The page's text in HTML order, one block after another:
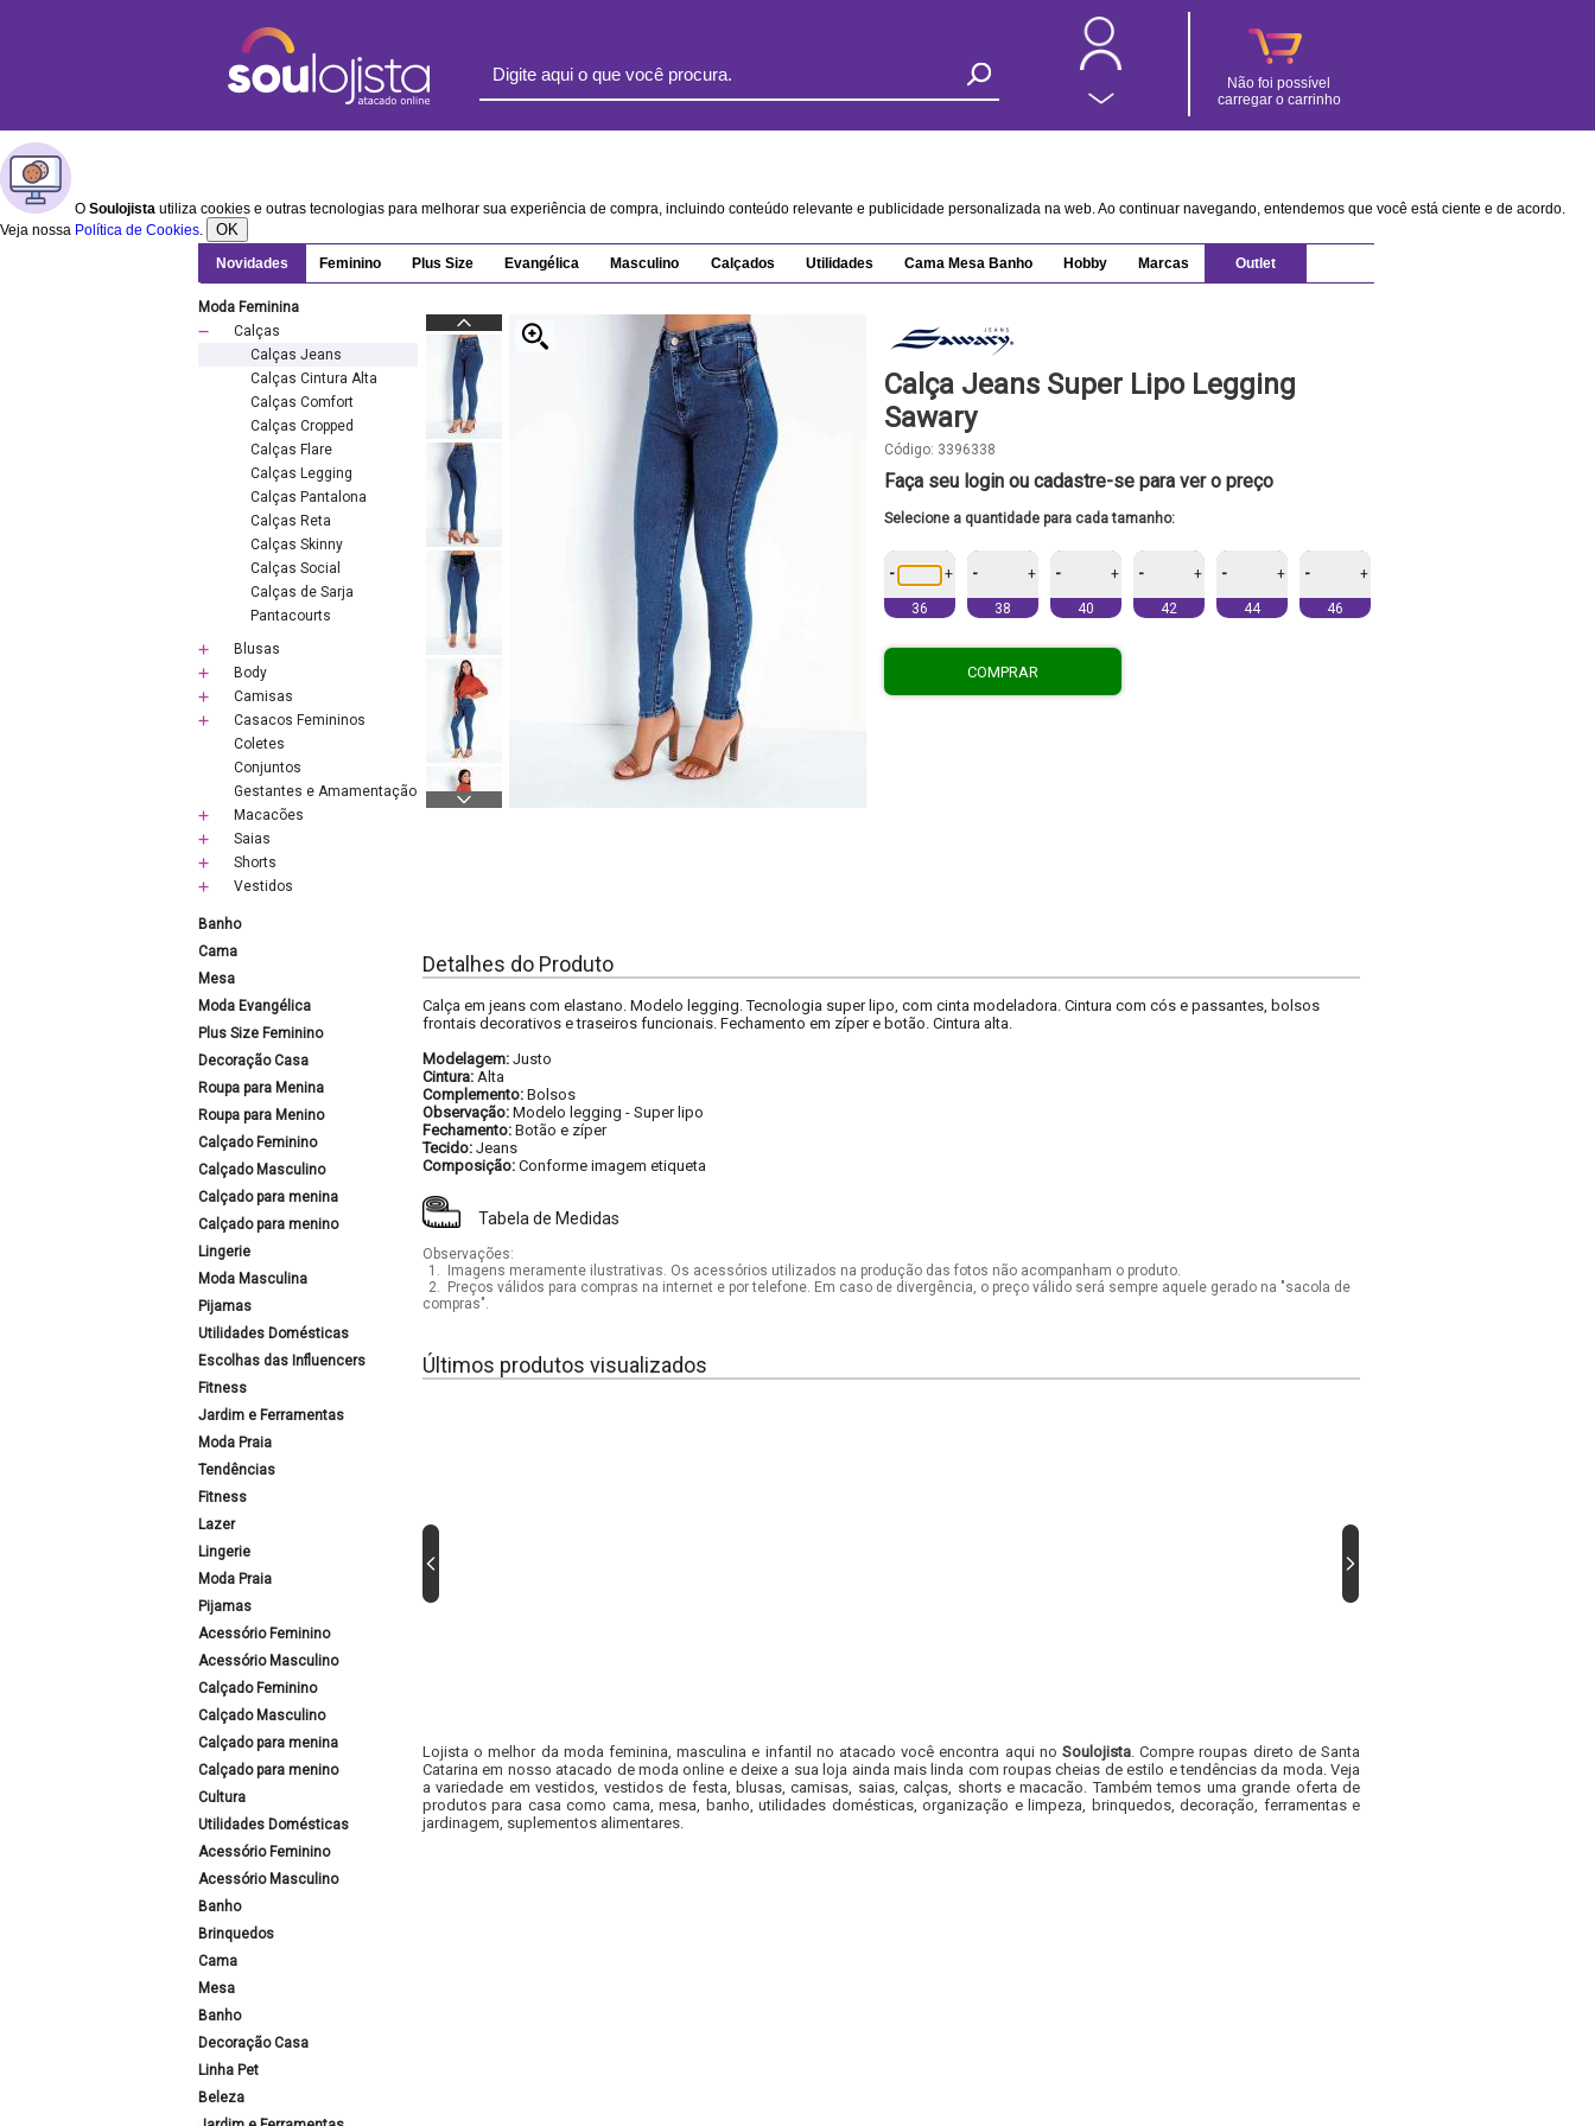
Não foi possível
carregar o carrinho
O Soulojista utiliza cookies e outras tecnologias para melhorar sua experiência de compra, incluindo conteúdo relevante e publicidade personalizada na web. Ao continuar navegando, entendemos que você está ciente e de acordo.
Veja nossa Política de Cookies. OK
Novidades Feminino Plus Size Evangélica Masculino Calçados Utilidades Cama Mesa Banho Hobby Marcas Outlet
Moda Feminina
Calças
Calças Jeans
Calças Cintura Alta
Calças Comfort
Calças Cropped
Calças Flare
Calças Legging
Calças Pantalona
Calças Reta
Calças Skinny
Calças Social
Calças de Sarja
Pantacourts
Blusas
Body
Camisas
Casacos Femininos
Coletes
Conjuntos
Gestantes e Amamentação
Macacões
Saias
Shorts
Vestidos
Banho
Cama
Mesa
Moda Evangélica
Plus Size Feminino
Decoração Casa
Roupa para Menina
Roupa para Menino
Calçado Feminino
Calçado Masculino
Calçado para menina
Calçado para menino
Lingerie
Moda Masculina
Pijamas
Utilidades Domésticas
Escolhas das Influencers
Fitness
Jardim e Ferramentas
Moda Praia
Tendências
Fitness
Lazer
Lingerie
Moda Praia
Pijamas
Acessório Feminino
Acessório Masculino
Calçado Feminino
Calçado Masculino
Calçado para menina
Calçado para menino
Cultura
Utilidades Domésticas
Acessório Feminino
Acessório Masculino
Banho
Brinquedos
Cama
Mesa
Banho
Decoração Casa
Linha Pet
Beleza
Calça Jeans Super Lipo Legging
Sawary
Código: 3396338
Faça seu login ou cadastre-se para ver o preço
Selecione a quantidade para cada tamanho:
- +
36
- +
38
- +
40
- +
42
- +
44
- +
46
COMPRAR
Detalhes do Produto
Calça em jeans com elastano. Modelo legging. Tecnologia super lipo, com cinta modeladora. Cintura com cós e passantes, bolsos
frontais decorativos e traseiros funcionais. Fechamento em zíper e botão. Cintura alta.
Modelagem: Justo
Cintura: Alta
Complemento: Bolsos
Observação: Modelo legging - Super lipo
Fechamento: Botão e zíper
Tecido: Jeans
Composição: Conforme imagem etiqueta
Tabela de Medidas
Observações:
1.
Imagens meramente ilustrativas. Os acessórios utilizados na produção das fotos não acompanham o produto.
2.
Preços válidos para compras na internet e por telefone. Em caso de divergência, o preço válido será sempre aquele gerado na "sacola de
compras".
Últimos produtos visualizados
Lojista o melhor da moda feminina, masculina e infantil no atacado você encontra aqui no Soulojista. Compre roupas direto de Santa
Catarina em nosso atacado de moda online e deixe a sua loja ainda mais linda com roupas cheias de estilo e tendências da moda. Veja
a variedade em vestidos, vestidos de festa, blusas, camisas, saias, calças, shorts e macacão. Também temos uma grande oferta de
produtos para casa como cama, mesa, banho, utilidades domésticas, organização e limpeza, brinquedos, decoração, ferramentas e
jardinagem, suplementos alimentares.